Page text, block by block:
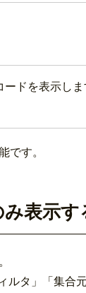
ドを表示しま
です。
表示す
タ」「集合